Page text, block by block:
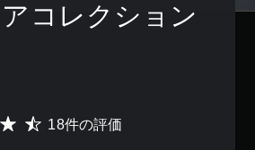
コレクション
18件の評価